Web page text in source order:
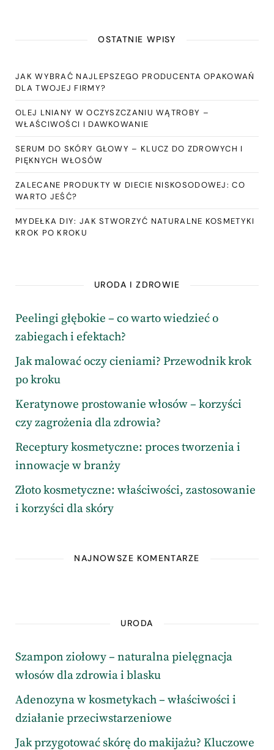
OSTATNIE WPISY
JAK WYBRAĆ NAJLEPSZEGO PRODUCENTA OPAKOWAŃ
DLA TWOJEJ FIRMY?
OLEJ LNIANY W OCZYSZCZANIU WĄTROBY –
WŁAŚCIWOŚCI I DAWKOWANIE
SERUM DO SKÓRY GŁOWY – KLUCZ DO ZDROWYCH I
PIĘKNYCH WŁOSÓW
ZALECANE PRODUKTY W DIECIE NISKOSODOWEJ: CO
WARTO JEŚĆ?
MYDEŁKA DIY: JAK STWORZYĆ NATURALNE KOSMETYKI
KROK PO KROKU
URODA I ZDROWIE
Peelingi głębokie – co warto wiedzieć o
zabiegach i efektach?
Jak malować oczy cieniami? Przewodnik krok
po kroku
Keratynowe prostowanie włosów – korzyści
czy zagrożenia dla zdrowia?
Receptury kosmetyczne: proces tworzenia i
innowacje w branży
Złoto kosmetyczne: właściwości, zastosowanie
i korzyści dla skóry
NAJNOWSZE KOMENTARZE
URODA
Szampon ziołowy – naturalna pielęgnacja
włosów dla zdrowia i blasku
Adenozyna w kosmetykach – właściwości i
działanie przeciwstarzeniowe
Jak przygotować skórę do makijażu? Kluczowe